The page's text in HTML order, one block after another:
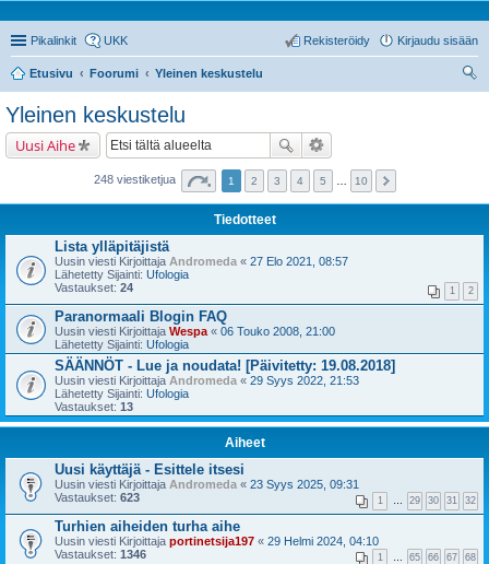
Pikalinkit UKK Kirjaudu sisään
Rekisteröidy
Etusivu Foorumi
Yleinen keskustelu
Yleinen keskustelu
Uusi Aihe
248 viestiketjua 1 2 3 4 5 10
Tiedotteet
Lista ylläpitäjistä
Uusin viesti Kirjoittaja Andromeda « 27 Elo 2021, 08:57
Lähetetty Sijainti: Ufologia
Vastaukset: 24 1 2
Paranormaali Blogin FAQ
Uusin viesti Kirjoittaja Wespa « 06 Touko 2008, 21:00
Lähetetty Sijainti: Ufologia
SÄÄNNÖT - Lue ja noudata! [Päivitetty: 19.08.2018]
Uusin viesti Kirjoittaja Andromeda « 29 Syys 2022, 21:53
Lähetetty Sijainti: Ufologia
Vastaukset: 13
Aiheet
Uusi käyttäjä - Esittele itsesi
Uusin viesti Kirjoittaja Andromeda « 23 Syys 2025, 09:31
Vastaukset: 623 1 … 29 30 31 32
Turhien aiheiden turha aihe
Uusin viesti Kirjoittaja portinetsija197 « 29 Helmi 2024, 04:10
Vastaukset: 1346 1 … 65 66 67 68